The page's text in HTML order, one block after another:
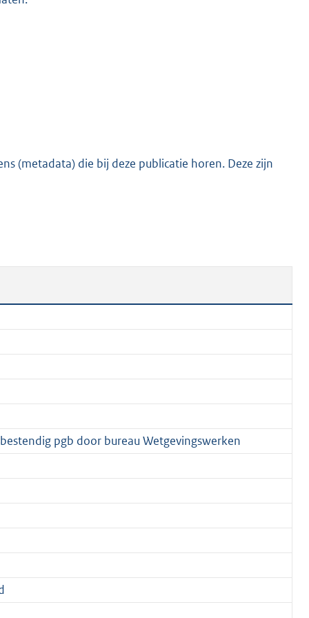
(metadata) die bij deze publicatie horen. Deze zijn
pgb door bureau Wetgevingswerken